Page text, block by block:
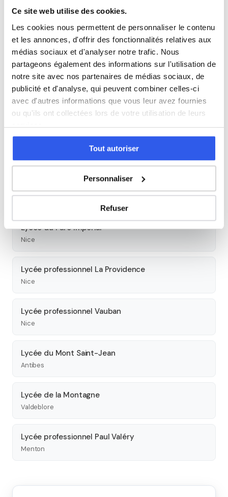
Ce site web utilise des cookies.
Les cookies nous permettent de personnaliser le contenu
et les annonces, d'offrir des fonctionnalités relatives aux
médias sociaux et d'analyser notre trafic. Nous
partageons également des informations sur l'utilisation de
notre site avec nos partenaires de médias sociaux, de
publicité et d'analyse, qui peuvent combiner celles-ci
avec d'autres informations que vous leur avez fournies
ou qu'ils ont collectées lors de votre utilisation de leurs
services.
Tout autoriser
Personnaliser
Refuser
Allemand
Cours par niveau
Seconde Première Terminale
Études supérieures
Tous les cours particuliers à Nice
Découvrez l'ensemble de notre offre à Nice :Voir tous les
Autres lycées à proximité
Lycée du Parc Impérial
Nice
Lycée professionnel La Providence
Nice
Lycée professionnel Vauban
Nice
Lycée du Mont Saint-Jean
Antibes
Lycée de la Montagne
Valdeblore
Lycée professionnel Paul Valéry
Menton